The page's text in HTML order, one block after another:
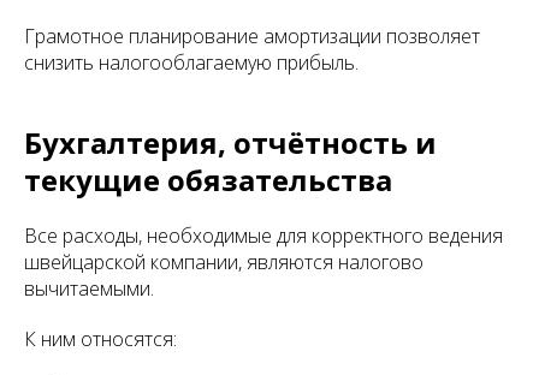
Грамотное планирование амортизации позволяет
снизить налогооблагаемую прибыль.
Бухгалтерия, отчётность и
текущие обязательства
Все расходы, необходимые для корректного ведения
швейцарской компании, являются налогово
вычитаемыми.
К ним относятся: